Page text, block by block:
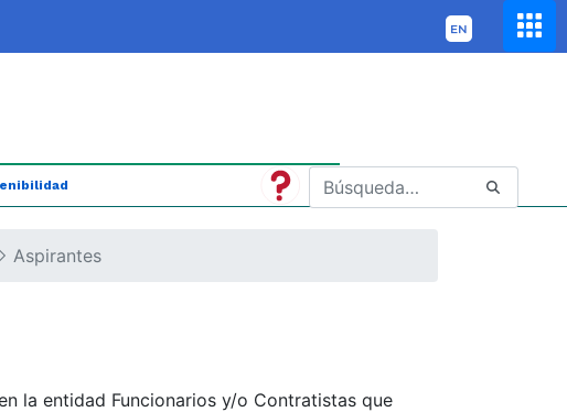
Aspirantes
la entidad Funcionarios y/o Contratistas que